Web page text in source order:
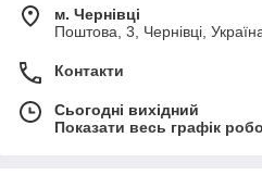
м. Чернівці
Поштова, 3, Чернівці,
Контакти
Сьогодні вихідний
Показати весь графік